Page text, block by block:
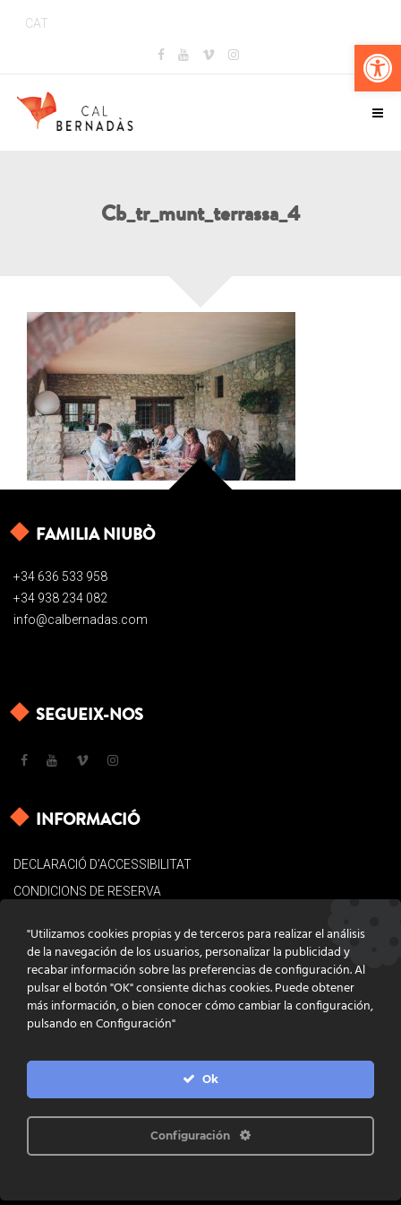
CAT
Cb_tr_munt_terrassa_4
FAMILIA NIUBÒ
+34 636 533 958
+34 938 234 082
info@calbernadas.com
SEGUEIX-NOS
INFORMACIÓ
DECLARACIÓ D’ACCESSIBILITAT
CONDICIONS DE RESERVA
POLÍTICA DE COOKIES
CONTACTE
PROGRAMACIÓ INFOACTIVA'T
"Utilizamos cookies propias y de terceros para realizar el análisis
de la navegación de los usuarios, personalizar la publicidad y
recabar información sobre las preferencias de configuración. Al
pulsar el botón "OK" consiente dichas cookies. Puede obtener
más información, o bien conocer cómo cambiar la configuración,
pulsando en Configuración"
Ok
Configuración